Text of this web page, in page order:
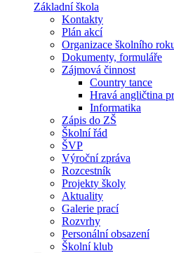
Základní škola
Kontakty
Plán akcí
Organizace školního
Dokumenty, formuláře
Zájmová činnost
Country tance
Hravá angličtina
Informatika
Zápis do ZŠ
Školní řád
ŠVP
Výroční zpráva
Rozcestník
Projekty školy
Aktuality
Galerie prací
Rozvrhy
Personální obsazení
Školní klub